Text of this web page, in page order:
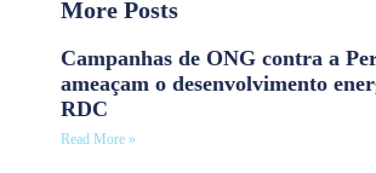
More Posts
Campanhas de ONG contra a
ameaçam o desenvolvimento
RDC
Read More »